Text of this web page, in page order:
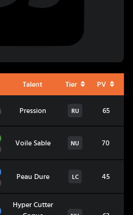
Talent Tier PV
TénèbresPression RU 65
Plante
Ténèbres
Voile Sable NU 70
Eau
Ténèbres
Peau Dure LC 45
Eau
Hyper Cutter